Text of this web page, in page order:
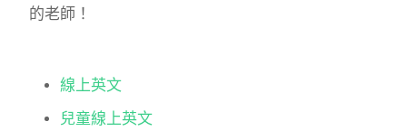
的老師！
線上英文
兒童線上英文